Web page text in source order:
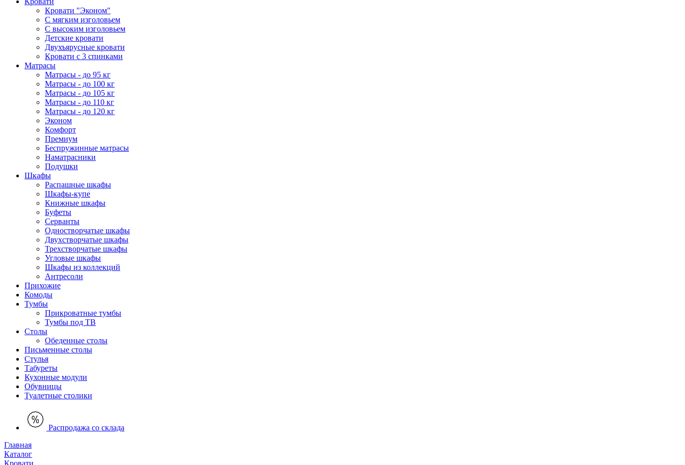
Кровати "Эконом"
С мягким изголовьем
С высоким изголовьем
Детские кровати
Двухъярусные кровати
Кровати с 3 спинками
Матрасы
Матрасы - до 95 кг
Матрасы - до 100 кг
Матрасы - до 105 кг
Матрасы - до 110 кг
Матрасы - до 120 кг
Эконом
Комфорт
Премиум
Беспружинные матрасы
Наматрасники
Подушки
Шкафы
Распашные шкафы
Шкафы-купе
Книжные шкафы
Буфеты
Серванты
Одностворчатые шкафы
Двухстворчатые шкафы
Трехстворчатые шкафы
Угловые шкафы
Шкафы из коллекций
Антресоли
Прихожие
Комоды
Тумбы
Прикроватные тумбы
Тумбы под ТВ
Столы
Обеденные столы
Письменные столы
Стулья
Табуреты
Кухонные модули
Обувницы
Туалетные столики
Распродажа со склада
Главная
Каталог
Кровати